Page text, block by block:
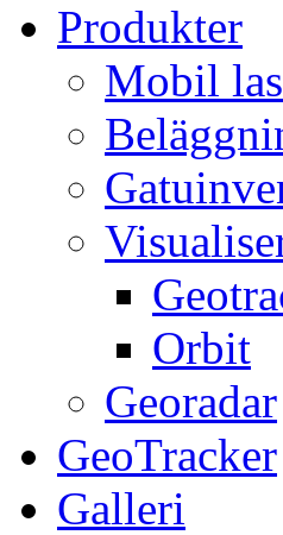
Produkter
Mobil
Orbit
Georadar
GeoTracker
Galleri